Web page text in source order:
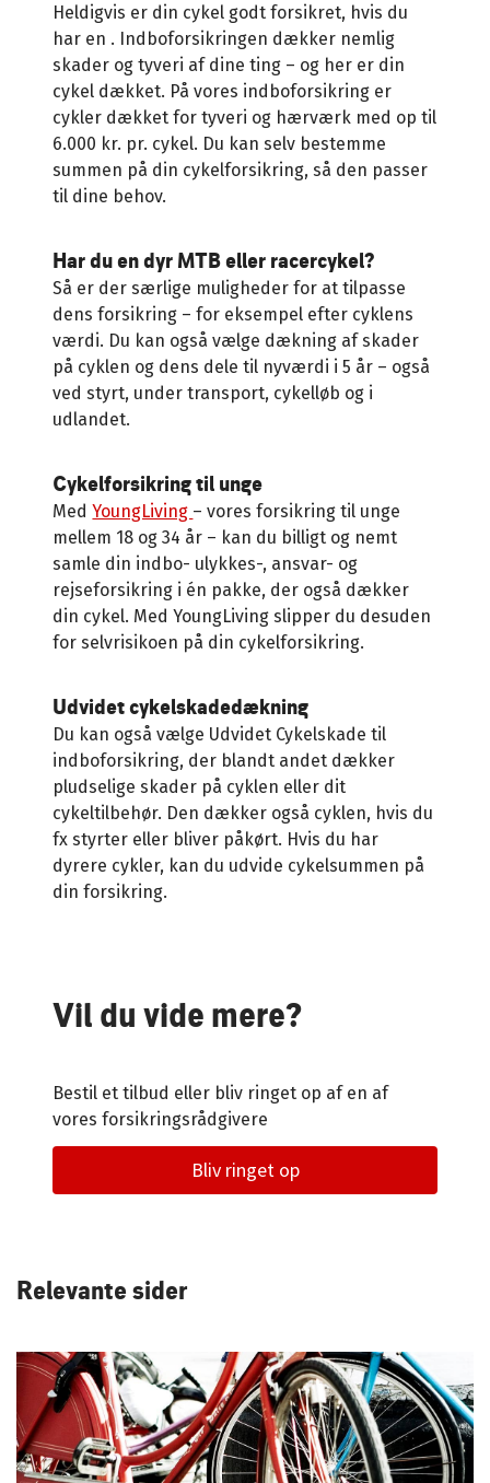
Heldigvis er din cykel godt forsikret, hvis du
har en . Indboforsikringen dækker nemlig
skader og tyveri af dine ting – og her er din
cykel dækket. På vores indboforsikring er
cykler dækket for tyveri og hærværk med op til
6.000 kr. pr. cykel. Du kan selv bestemme
summen på din cykelforsikring, så den passer
til dine behov.
Har du en dyr MTB eller racercykel?
Så er der særlige muligheder for at tilpasse
dens forsikring – for eksempel efter cyklens
værdi. Du kan også vælge dækning af skader
på cyklen og dens dele til nyværdi i 5 år – også
ved styrt, under transport, cykelløb og i
udlandet.
Cykelforsikring til unge
MedYoungLiving – vores forsikring til unge
mellem 18 og 34 år – kan du billigt og nemt
samle din indbo- ulykkes-, ansvar- og
rejseforsikring i én pakke, der også dækker
din cykel. Med YoungLiving slipper du desuden
for selvrisikoen på din cykelforsikring.
Udvidet cykelskadedækning
Du kan også vælge Udvidet Cykelskade til
indboforsikring, der blandt andet dækker
pludselige skader på cyklen eller dit
cykeltilbehør. Den dækker også cyklen, hvis du
fx styrter eller bliver påkørt. Hvis du har
dyrere cykler, kan du udvide cykelsummen på
din forsikring.
Vil du vide mere?
Bestil et tilbud eller bliv ringet op af en af
vores forsikringsrådgivere
Bliv ringet op
Relevante sider